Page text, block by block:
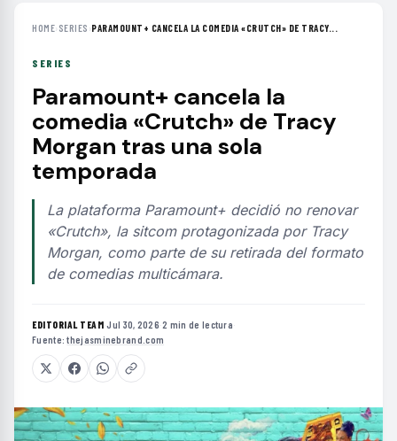
HOME› SERIES ›PARAMOUNT+ CANCELA LA COMEDIA «CRUTCH» DE TRACY...
SERIES
Paramount+ cancela la
comedia «Crutch» de Tracy
Morgan tras una sola
temporada
La plataforma Paramount+ decidió no renovar
«Crutch», la sitcom protagonizada por Tracy
Morgan, como parte de su retirada del formato
de comedias multicámara.
EDITORIAL TEAM·Jul 30, 2026·2 min de lectura·
Fuente:thejasminebrand.com